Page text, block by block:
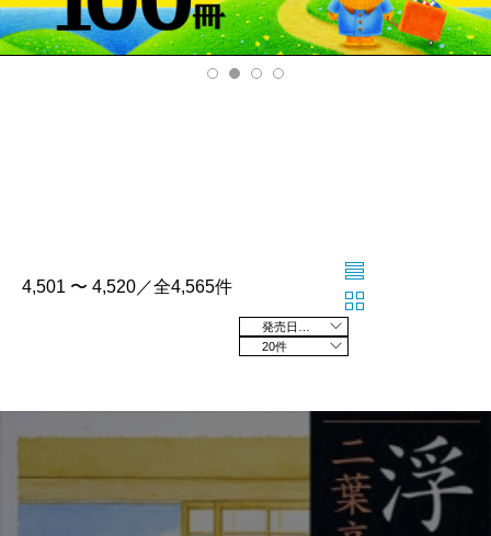
Pre
v
Ne
xt
4,501 〜 4,520／全4,565件
20件